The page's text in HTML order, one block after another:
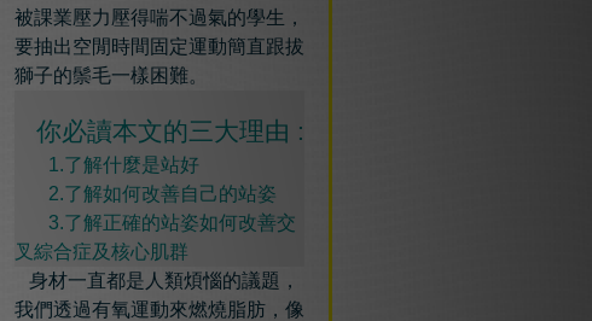
被課業壓力壓得喘不過氣的學生，
要抽出空閒時間固定運動簡直跟拔
獅子的鬃毛一樣困難。
你必讀本文的三大理由 :
1.了解什麼是站好
2.了解如何改善自己的站姿
3.了解正確的站姿如何改善交
叉綜合症及核心肌群
身材一直都是人類煩惱的議題，
我們透過有氧運動來燃燒脂肪，像